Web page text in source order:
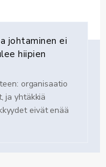
johtaminen ei
hiipien
organisaatio
ja yhtäkkiä
eivät enää